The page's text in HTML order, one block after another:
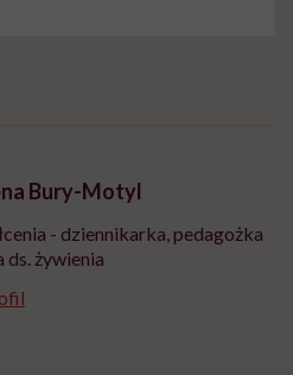
Bury-Motyl
- dziennikarka, pedagożka
ds. żywienia